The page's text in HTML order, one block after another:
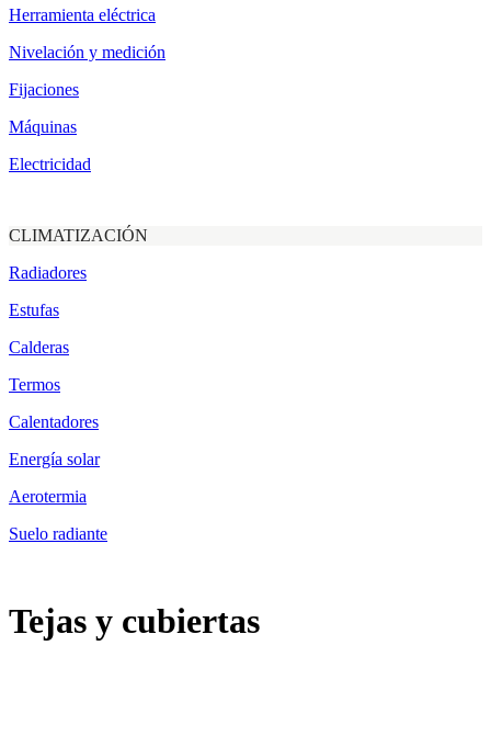
Herramienta eléctrica
Nivelación y medición
Fijaciones
Máquinas
Electricidad
CLIMATIZACIÓN
Radiadores
Estufas
Calderas
Termos
Calentadores
Energía solar
Aerotermia
Suelo radiante
Tejas y cubiertas